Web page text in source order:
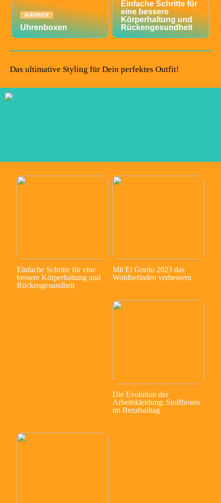
MÄNNER
Uhrenboxen
Einfache Schritte für
eine bessere
Körperhaltung und
Rückengesundheit
Das ultimative Styling für Dein perfektes Outfit!
Einfache Schritte für eine
bessere Körperhaltung und
Rückengesundheit
Mit El Gordo 2023 das
Wohlbefinden verbessern
Die Evolution der
Arbeitskleidung: Stoffhosen
im Berufsalltag